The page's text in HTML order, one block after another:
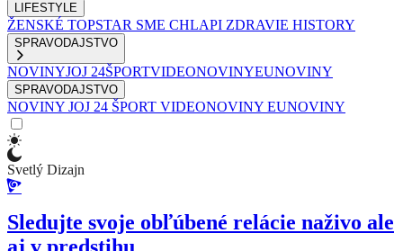
LIFESTYLE
ŽENSKÉ TOPSTAR SME CHLAPI ZDRAVIE HISTORY
SPRAVODAJSTVO
NOVINYJOJ 24ŠPORTVIDEONOVINYEUNOVINY
SPRAVODAJSTVO
NOVINY JOJ 24 ŠPORT VIDEONOVINY EUNOVINY
Svetlý Dizajn
Sledujte svoje obľúbené relácie naživo ale